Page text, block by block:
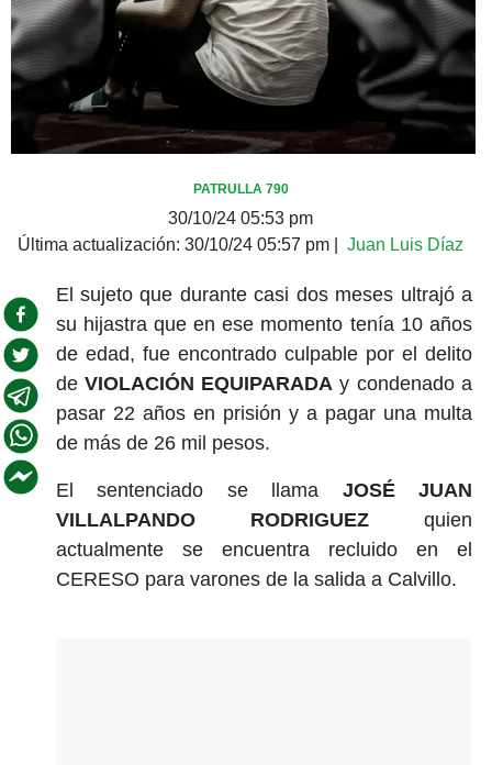
PATRULLA 790
30/10/24 05:53 pm
Última actualización: 30/10/24 05:57 pm Juan Luis Díaz
El sujeto que durante casi dos meses ultrajó a
su hijastra que en ese momento tenía 10 años
de edad, fue encontrado culpable por el delito
de VIOLACIÓN EQUIPARADA y condenado a
pasar 22 años en prisión y a pagar una multa
de más de 26 mil pesos.
El sentenciado se llama JOSÉ JUAN
VILLALPANDO RODRIGUEZquien
actualmente se encuentra recluido en el
CERESO para varones de la salida a Calvillo.